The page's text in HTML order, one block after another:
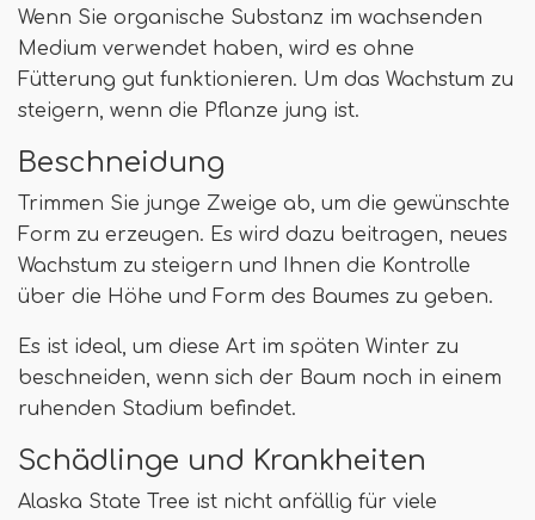
Wenn Sie organische Substanz im wachsenden
Medium verwendet haben, wird es ohne
Fütterung gut funktionieren. Um das Wachstum zu
steigern, wenn die Pflanze jung ist.
Beschneidung
Trimmen Sie junge Zweige ab, um die gewünschte
Form zu erzeugen. Es wird dazu beitragen, neues
Wachstum zu steigern und Ihnen die Kontrolle
über die Höhe und Form des Baumes zu geben.
Es ist ideal, um diese Art im späten Winter zu
beschneiden, wenn sich der Baum noch in einem
ruhenden Stadium befindet.
Schädlinge und Krankheiten
Alaska State Tree ist nicht anfällig für viele